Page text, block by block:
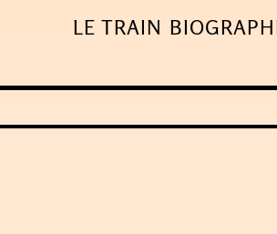
LE TRAIN